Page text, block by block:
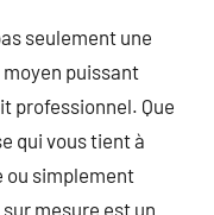
seulement une
moyen puissant
professionnel. Que
qui vous tient à
simplement
mesure est un